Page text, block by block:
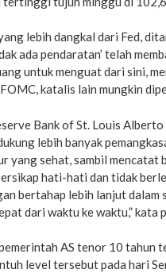
lebih dangkal dari Fed,
ada pendaratan’ telah
untuk menguat dari sini,
katalis lain mungkin
Bank of St. Louis
lebih banyak
yang sehat, sambil mencatat
hati-hati dan tidak
bertahap lebih lanjut dalam
dari waktu ke waktu,” kata
AS tenor 10 tahun
level tersebut pada hari